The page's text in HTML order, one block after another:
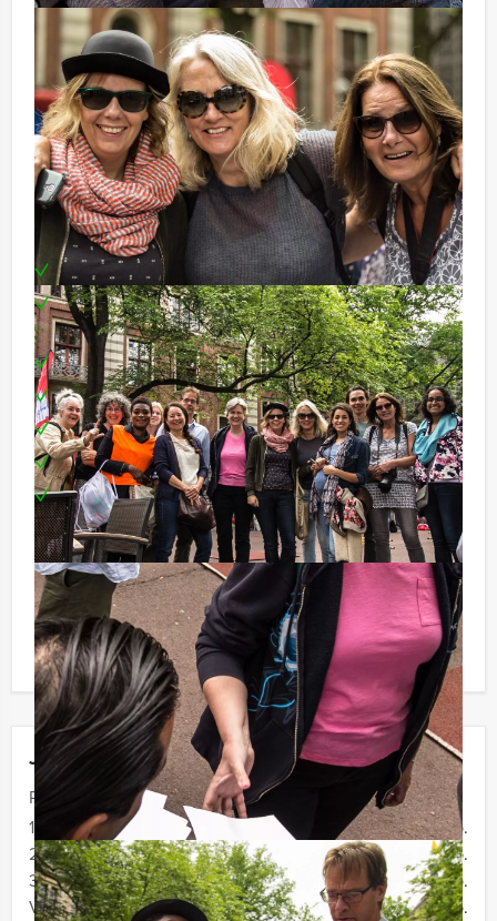
Jouw uitje
Prijs :
12 - 19 personen
€ 59,50 p.p.
20 - 29 personen
€ 56,50 p.p.
30 - 39 personen
€ 54,50 p.p.
Vanaf 40 personen
€ 52,50 p.p.
Programma:
12.30 - 13.15 Voorgerecht
13.15 - 14.45 Wie is de Rat deel 1
14.45 - 16.00 Hoofdgerecht
16.00 - 17.00 Wie is de Rat deel 2
17.00 - 18.00 Dessert
Inclusief:
Quizmaster
Uitgebreide 3-gangen lunch verdeeld over 3
verschillende locaties
Locatie hartje Den Bosch
Materiaal
Teambuilding
Prijs voor het beste team en de slimste Rat
Te boeken op uw gewenste dag en tijdstip!
Reservering voor kleinere groepen:
Komt u niet aan het minimale aantal deelnemers voor
dit arrangement? Als u bereid bent voor het minimale
aantal te betalen, kunt u ook gewoon voor minder
personen boeken!